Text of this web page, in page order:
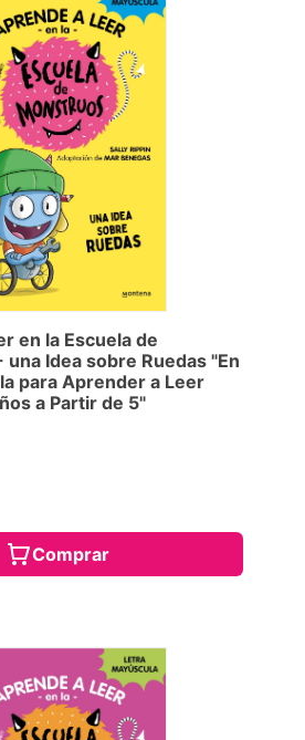
en la Escuela de
Idea sobre Ruedas "En
para Aprender a Leer
a Partir de 5"
Comprar